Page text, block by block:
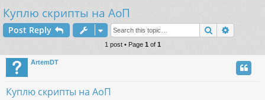
Куплю скрипты на АоП
Post Reply Search
1 post • Page 1of 1
ArtemDT
Куплю скрипты на АоП